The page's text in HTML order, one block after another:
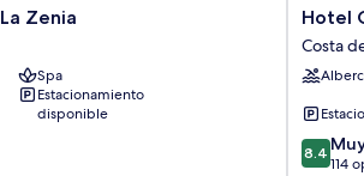
Zenia
Spa
Estacionamiento
disponible
Hotel
Golf
Costa
Orihuela
Hotel
Costa
8.4
de
8.4
114